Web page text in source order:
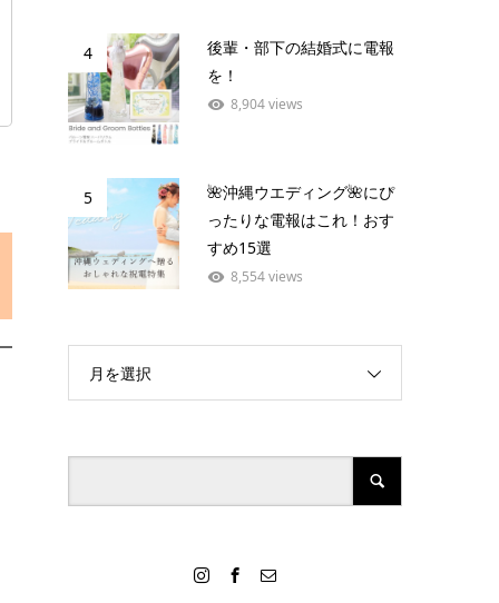
4
後輩・部下の結婚式に電報
を！
8,904 views
5
🌺沖縄ウエディング🌺にぴ
ったりな電報はこれ！おす
すめ15選
8,554 views
月を選択